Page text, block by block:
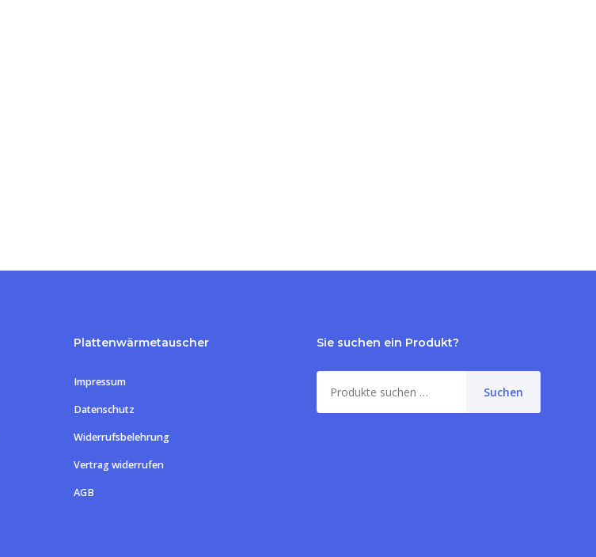
Zwischensumme:
Plattenwärmetauscher
Impressum
Datenschutz
Widerrufsbelehrung
Vertrag widerrufen
AGB
Sie suchen ein Produkt?
nach:
Suchen